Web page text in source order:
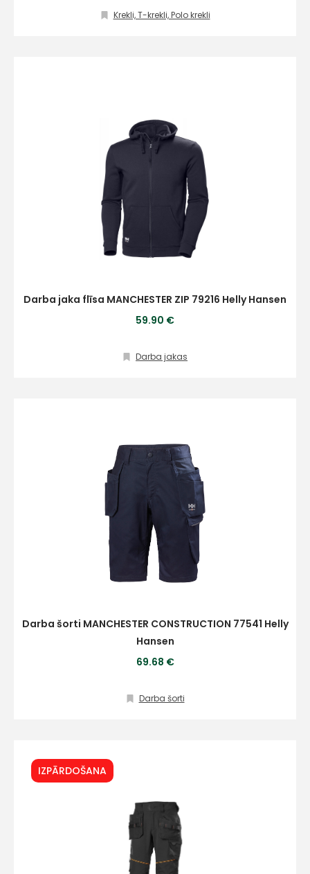
Krekli, T-krekli, Polo krekli
Darba jaka flīsa MANCHESTER ZIP 79216 Helly Hansen
59.90 €
Darba jakas
Darba šorti MANCHESTER CONSTRUCTION 77541 Helly
Hansen
69.68 €
Darba šorti
IZPĀRDOŠANA